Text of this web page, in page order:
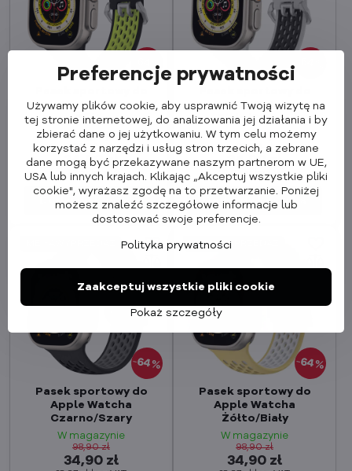
64%
Apple Watcha Czarno/
Żółty
W magazynie
34,90 zł
28,37 złbez VAT
98,90 zł
Dodaj do koszyka
Apple Watcha
Biało/Czarny
W magazynie
34,90 zł
28,37 złbez VAT
98,90 zł
Dodaj do koszyka
64%
Pasek sportowy do
Apple Watcha
Czarno/Szary
W magazynie
34,90 zł
98,90 zł
64%
MEGAWYPRZEDAŻ
Pasek sportowy do
Apple Watcha
Żółto/Biały
W magazynie
34,90 zł
98,90 zł
Preferencje prywatności
Używamy plików cookie, aby usprawnić Twoją wizytę na
tej stronie internetowej, do analizowania jej działania i by
zbierać dane o jej użytkowaniu. W tym celu możemy
korzystać z narzędzi i usług stron trzecich, a zebrane
dane mogą być przekazywane naszym partnerom w UE,
USA lub innych krajach. Klikając „Akceptuj wszystkie pliki
cookie", wyrażasz zgodę na to przetwarzanie. Poniżej
możesz znaleźć szczegółowe informacje lub
dostosować swoje preferencje.
Polityka prywatności
Pokaż szczegóły
Zaakceptuj wszystkie pliki cookie